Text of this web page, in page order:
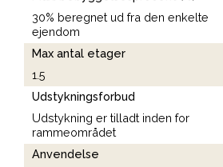
30% beregnet ud fra den enkelte
ejendom
Max antal etager
1.5
Udstykningsforbud
Udstykning er tilladt inden for
rammeområdet
Anvendelse